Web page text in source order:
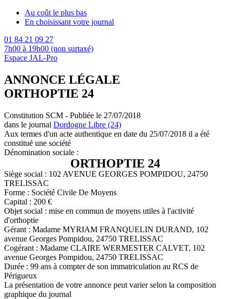
Au coût le plus bas
En choisissant votre journal
01 84 21 09 27
7h00 à 19h00 (non surtaxé)
Espace JAL-Pro
ANNONCE LÉGALE
ORTHOPTIE 24
Constitution SCM - Publiée le 27/07/2018
dans le journal Dordogne Libre (24)
Aux termes d'un acte authentique en date du 25/07/2018 il a été
constitué une société
Dénomination sociale :
ORTHOPTIE 24
Siège social : 102 AVENUE GEORGES POMPIDOU, 24750
TRELISSAC
Forme : Société Civile De Moyens
Capital : 200 €
Objet social : mise en commun de moyens utiles à l'activité
d'orthoptie
Gérant : Madame MYRIAM FRANQUELIN DURAND, 102
avenue Georges Pompidou, 24750 TRELISSAC
Cogérant : Madame CLAIRE WERMESTER CALVET, 102
avenue Georges Pompidou, 24750 TRELISSAC
Durée : 99 ans à compter de son immatriculation au RCS de
Périgueux
La présentation de votre annonce peut varier selon la composition
graphique du journal